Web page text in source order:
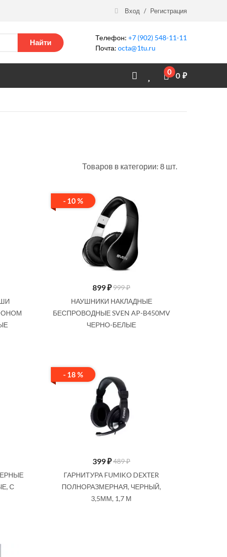
Вход / Регистрация
Найти
Телефон: +7 (902) 548-11-11
Почта: octa@1tu.ru
0 0 ₽
Товаров в категории: 8 шт.
- 10 %
899₽999 ₽
НАУШНИКИ НАКЛАДНЫЕ
БЕСПРОВОДНЫЕ SVEN AP-B450MV
ЧЕРНО-БЕЛЫЕ
С
- 18 %
399₽489 ₽
ГАРНИТУРА FUMIKO DEXTER
ПОЛНОРАЗМЕРНАЯ, ЧЕРНЫЙ,
3,5ММ, 1,7 М